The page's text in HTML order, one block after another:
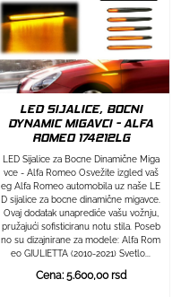
LED SIJALICE, BOCNI
DYNAMIC MIGAVCI - ALFA
ROMEO 174212LG
LED Sijalice za Bocne Dinamične Miga
vce - Alfa Romeo Osvežite izgled vaš
eg Alfa Romeo automobila uz naše LE
D sijalice za bocne dinamične migavce.
Ovaj dodatak unaprediće vašu vožnju,
pružajući sofisticiranu notu stila. Poseb
no su dizajnirane za modele: Alfa Rom
eo GIULIETTA (2010-2021) Svetlo...
Cena: 5.600,00 rsd